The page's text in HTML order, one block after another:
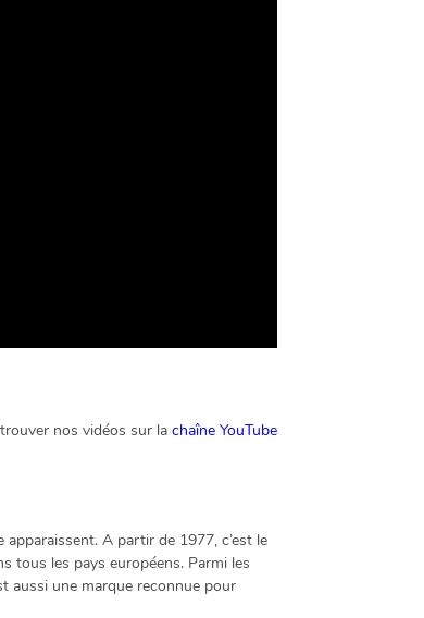
nos vidéos sur la chaîne YouTube
A partir de 1977, c’est le
tous les pays européens. Parmi les
aussi une marque reconnue pour